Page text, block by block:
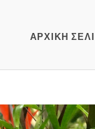
ΑΡΧΙΚΗ